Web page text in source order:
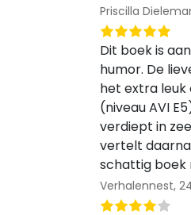
Priscilla
Dit boek is
humor. De
het extra leuk
(niveau AVI
verdiept in
vertelt
schattig boek
Verhalennest,